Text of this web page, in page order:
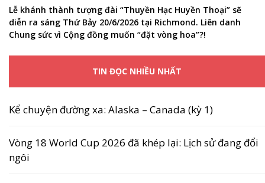
Lễ khánh thành tượng đài “Thuyền Hạc Huyền Thoại” sẽ
diễn ra sáng Thứ Bảy 20/6/2026 tại Richmond. Liên danh
Chung sức vì Cộng đồng muốn “đặt vòng hoa”?!
TIN ĐỌC NHIỀU NHẤT
Kể chuyện đường xa: Alaska – Canada (kỳ 1)
Vòng 18 World Cup 2026 đã khép lại: Lịch sử đang đổi
ngôi